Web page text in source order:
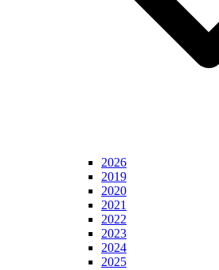
2026
2019
2020
2021
2022
2023
2024
2025